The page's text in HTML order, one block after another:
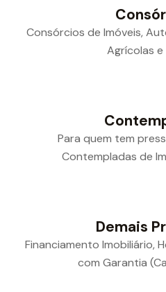
Consórcios de Imóveis,
Agrícolas e
Para quem tem
Contempladas de
Demais
Financiamento Imobiliário,
com Garantia